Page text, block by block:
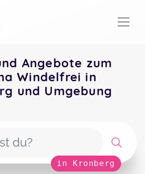
Angebote zum
Windelfrei in
und Umgebung
in Kronberg